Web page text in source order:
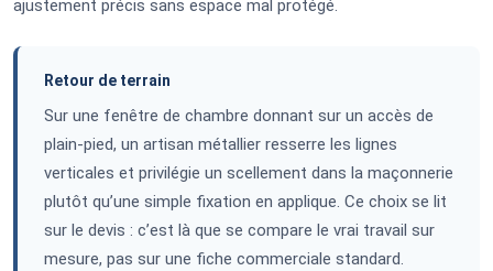
ajustement précis sans espace mal protégé.
Retour de terrain
Sur une fenêtre de chambre donnant sur un accès de
plain-pied, un artisan métallier resserre les lignes
verticales et privilégie un scellement dans la maçonnerie
plutôt qu’une simple fixation en applique. Ce choix se lit
sur le devis : c’est là que se compare le vrai travail sur
mesure, pas sur une fiche commerciale standard.